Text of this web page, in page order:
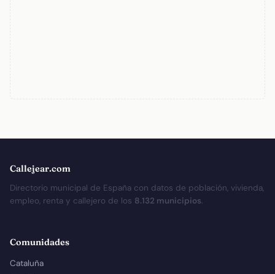
Callejear.com
Directorio municipal de España con datos de población, vivienda,
empleo, renta y callejero de los 8.132 municipios.
Comunidades
Cataluña